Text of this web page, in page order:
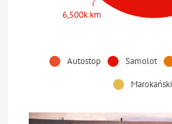
Autostop Samolot
6,500k km